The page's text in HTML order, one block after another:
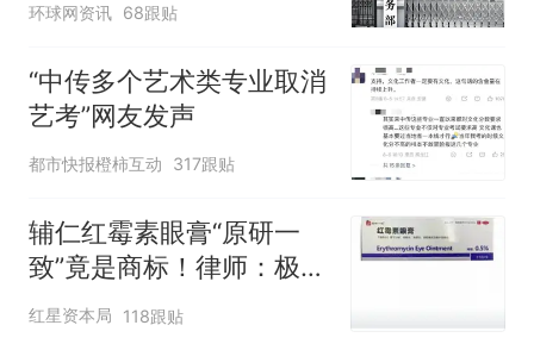
环球网资讯 68跟贴
“中传多个艺术类专业取消
艺考”网友发声
都市快报橙柿互动 317跟贴
辅仁红霉素眼膏“原研一
致”竟是商标！律师：极易
误导消费者，不妥
红星资本局 118跟贴